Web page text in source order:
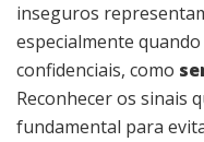
inseguros
especialmente
confidenciais, como
Reconhecer os sinais
fundamental para